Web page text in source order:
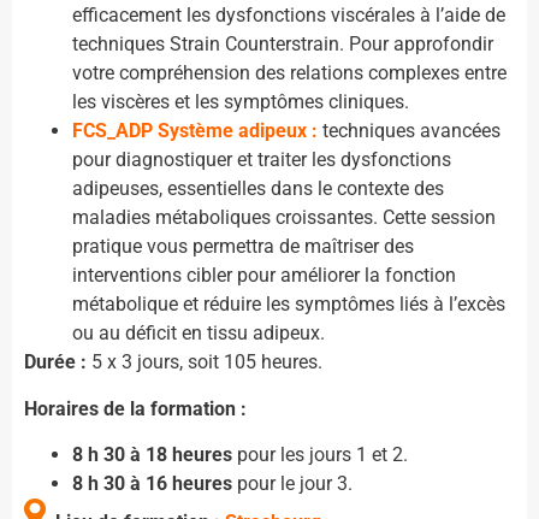
efficacement les dysfonctions viscérales à l’aide de
techniques Strain Counterstrain. Pour approfondir
votre compréhension des relations complexes entre
les viscères et les symptômes cliniques.
FCS_ADP Système adipeux : techniques avancées
pour diagnostiquer et traiter les dysfonctions
adipeuses, essentielles dans le contexte des
maladies métaboliques croissantes. Cette session
pratique vous permettra de maîtriser des
interventions cibler pour améliorer la fonction
métabolique et réduire les symptômes liés à l’excès
ou au déficit en tissu adipeux.
Durée : 5 x 3 jours, soit 105 heures.
Horaires de la formation :
8 h 30 à 18 heures pour les jours 1 et 2.
8 h 30 à 16 heures pour le jour 3.